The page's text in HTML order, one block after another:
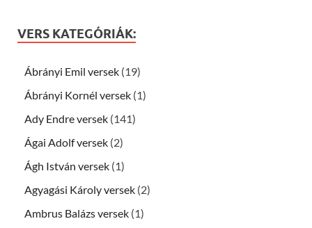
VERS KATEGÓRIÁK:
Ábrányi Emil versek (19)
Ábrányi Kornél versek (1)
Ady Endre versek (141)
Ágai Adolf versek (2)
Ágh István versek (1)
Agyagási Károly versek (2)
Ambrus Balázs versek (1)